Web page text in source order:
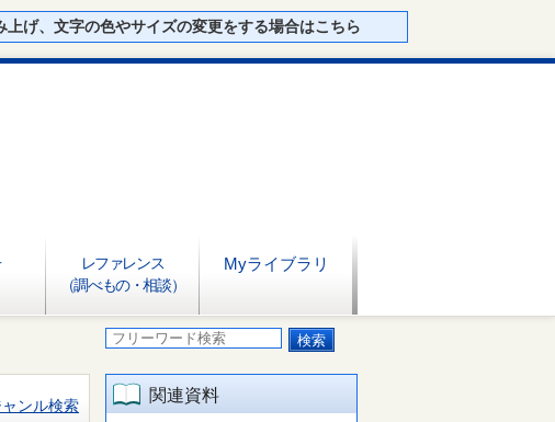
上げ、文字の色やサイズの変更をする場合はこちら
レファレンス
（調べもの・相談）
Myライブラリ
ャンル検索
関連資料